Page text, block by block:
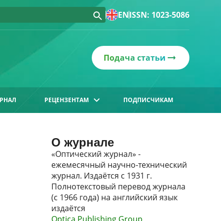
ENISSN: 1023-5086
Подача статьи
РЕЦЕНЗЕНТАМ ПОДПИСЧИКАМ
О журнале
«Оптический журнал» -
ежемесячный научно-технический
журнал. Издаётся с 1931 г.
Полнотекстовый перевод журнала
(с 1966 года) на английский язык
издаётся